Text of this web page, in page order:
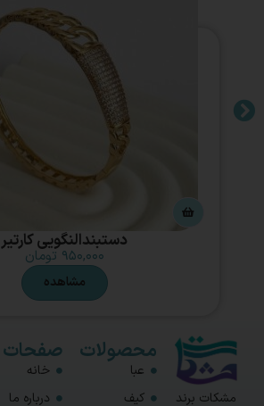
دستبندالنگویی کارتیر
۹۵۰,۰۰۰ تومان
مشاهده
مشکات برند
محصولات
عبا
کیف
صفحات
خانه
درباره ما